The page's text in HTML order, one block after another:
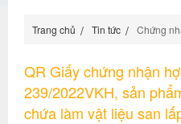
Trang chủ Tin tức Chứng
QR Giấy chứng nhận
239/2022VKH, sản
chứa làm vật liệu san